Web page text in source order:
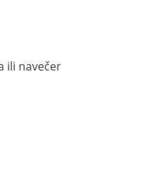
ili navečer